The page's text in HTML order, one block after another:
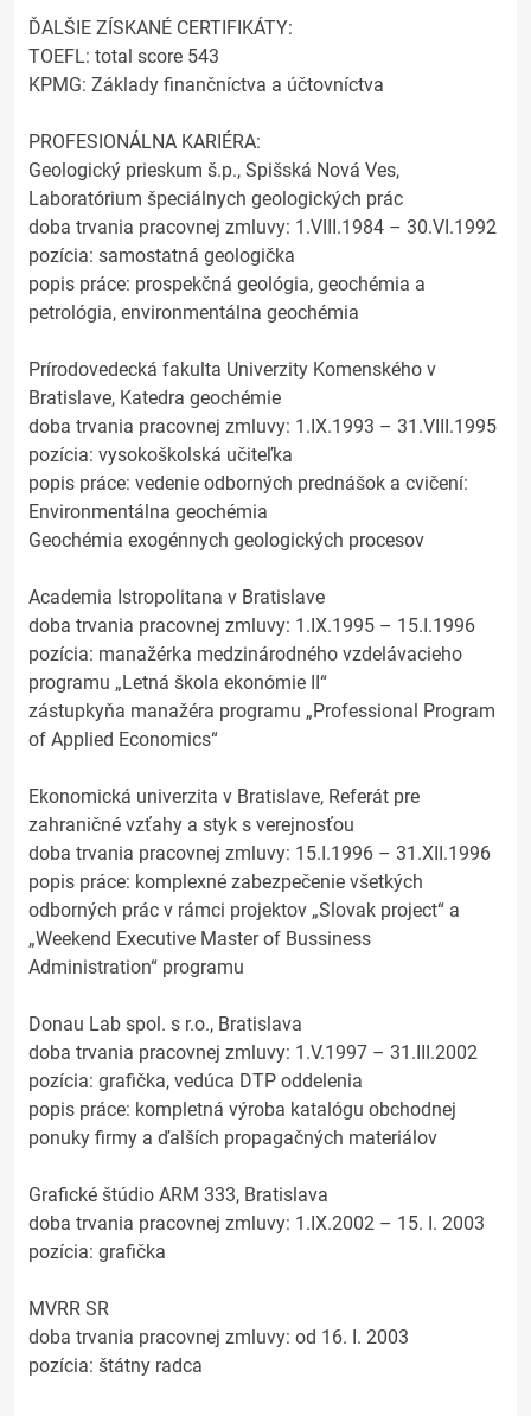
ĎALŠIE ZÍSKANÉ CERTIFIKÁTY:
TOEFL: total score 543
KPMG: Základy finančníctva a účtovníctva
PROFESIONÁLNA KARIÉRA:
Geologický prieskum š.p., Spišská Nová Ves,
Laboratórium špeciálnych geologických prác
doba trvania pracovnej zmluvy: 1.VIII.1984 – 30.VI.1992
pozícia: samostatná geologička
popis práce: prospekčná geológia, geochémia a
petrológia, environmentálna geochémia
Prírodovedecká fakulta Univerzity Komenského v
Bratislave, Katedra geochémie
doba trvania pracovnej zmluvy: 1.IX.1993 – 31.VIII.1995
pozícia: vysokoškolská učiteľka
popis práce: vedenie odborných prednášok a cvičení:
Environmentálna geochémia
Geochémia exogénnych geologických procesov
Academia Istropolitana v Bratislave
doba trvania pracovnej zmluvy: 1.IX.1995 – 15.I.1996
pozícia: manažérka medzinárodného vzdelávacieho
programu „Letná škola ekonómie II“
zástupkyňa manažéra programu „Professional Program
of Applied Economics“
Ekonomická univerzita v Bratislave, Referát pre
zahraničné vzťahy a styk s verejnosťou
doba trvania pracovnej zmluvy: 15.I.1996 – 31.XII.1996
popis práce: komplexné zabezpečenie všetkých
odborných prác v rámci projektov „Slovak project“ a
„Weekend Executive Master of Bussiness
Administration“ programu
Donau Lab spol. s r.o., Bratislava
doba trvania pracovnej zmluvy: 1.V.1997 – 31.III.2002
pozícia: grafička, vedúca DTP oddelenia
popis práce: kompletná výroba katalógu obchodnej
ponuky firmy a ďalších propagačných materiálov
Grafické štúdio ARM 333, Bratislava
doba trvania pracovnej zmluvy: 1.IX.2002 – 15. I. 2003
pozícia: grafička
MVRR SR
doba trvania pracovnej zmluvy: od 16. I. 2003
pozícia: štátny radca